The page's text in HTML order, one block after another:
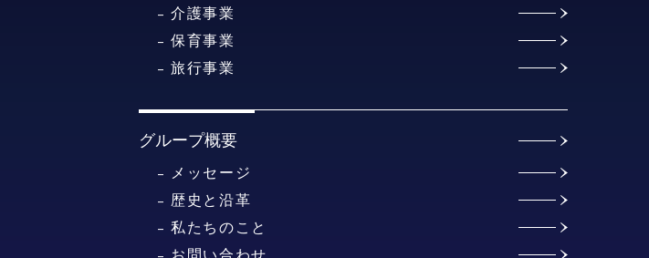
介護事業
保育事業
旅行事業
グループ概要
メッセージ
歴史と沿革
私たちのこと